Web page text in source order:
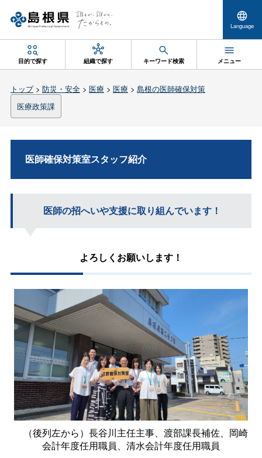
Language
目的で探す 組織で探す キーワード検索 メニュー
トップ> 防災・安全> 医療 > 医療 > 島根の医師確保対策
医療政策課
医師確保対策室スタッフ紹介
医師の招へいや支援に取り組んでいます！
よろしくお願いします！
（後列左から）長谷川主任主事、渡部課長補佐、岡崎
会計年度任用職員、清水会計年度任用職員